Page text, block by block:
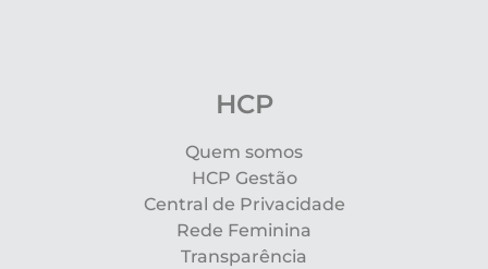
HCP
Quem somos
HCP Gestão
Central de Privacidade
Rede Feminina
Transparência